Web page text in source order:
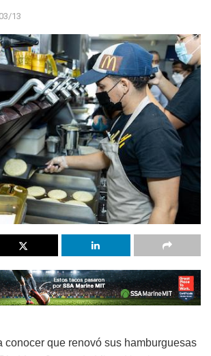
13
conocer que renovó sus hamburguesas